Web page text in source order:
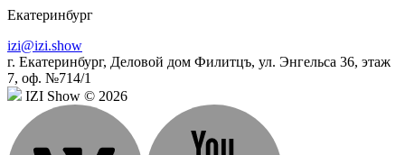
Екатеринбург
izi@izi.show
г. Екатеринбург, Деловой дом Филитцъ, ул. Энгельса 36, этаж
7, оф. №714/1
IZI Show © 2026